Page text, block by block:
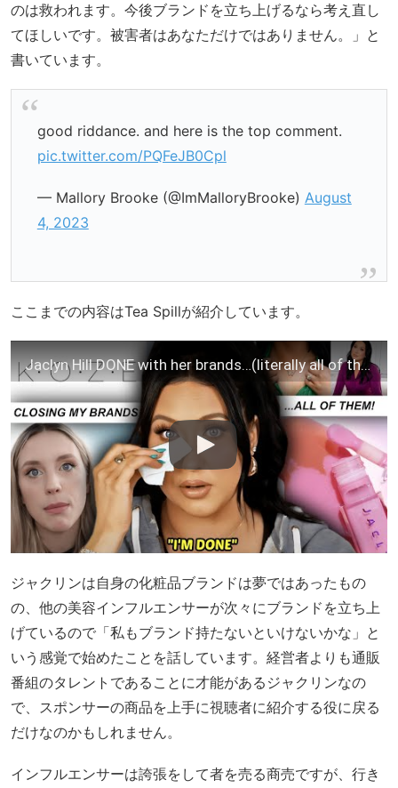
のは救われます。今後ブランドを立ち上げるなら考え直し
てほしいです。被害者はあなただけではありません。」と
書いています。
good riddance. and here is the top comment.
pic.twitter.com/PQFeJB0Cpl
— Mallory Brooke (@ImMalloryBrooke) August
4, 2023
ここまでの内容はTea Spillが紹介しています。
Jaclyn Hill DONE with her brands…(literally all of them)
ジャクリンは自身の化粧品ブランドは夢ではあったもの
の、他の美容インフルエンサーが次々にブランドを立ち上
げているので「私もブランド持たないといけないかな」と
いう感覚で始めたことを話しています。経営者よりも通販
番組のタレントであることに才能があるジャクリンなの
で、スポンサーの商品を上手に視聴者に紹介する役に戻る
だけなのかもしれません。
インフルエンサーは誇張をして者を売る商売ですが、行き